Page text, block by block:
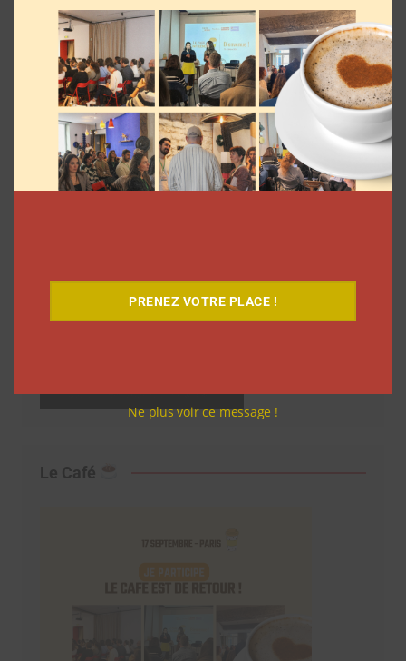
Découvrez notre documentaire
Le Café
PRENEZ VOTRE PLACE !
Ne plus voir ce message !